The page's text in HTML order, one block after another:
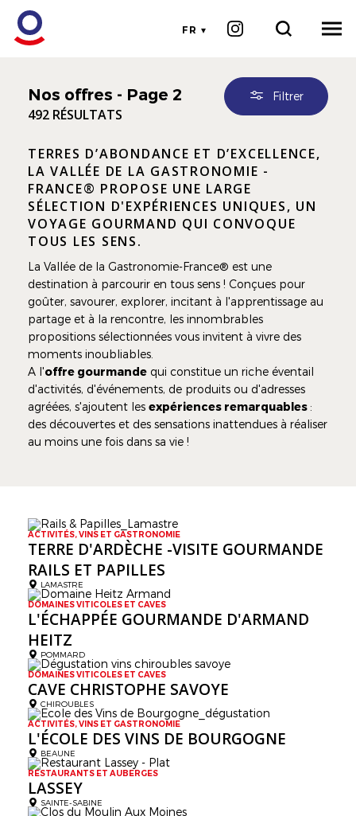
FR
Nos offres - Page 2 Filtrer
492 RÉSULTATS
TERRES D’ABONDANCE ET D’EXCELLENCE,
LA VALLÉE DE LA GASTRONOMIE -
FRANCE® PROPOSE UNE LARGE
SÉLECTION D'EXPÉRIENCES UNIQUES, UN
VOYAGE GOURMAND QUI CONVOQUE
TOUS LES SENS.
La Vallée de la Gastronomie-France® est une
destination à parcourir en tous sens ! Conçues pour
goûter, savourer, explorer, incitant à l'apprentissage au
partage et à la rencontre, les innombrables
propositions sélectionnées vous invitent à vivre des
moments inoubliables.
A l'offre gourmande qui constitue un riche éventail
d'activités, d'événements, de produits ou d'adresses
agréées, s'ajoutent les expériences remarquables :
des découvertes et des sensations inattendues à réaliser
au moins une fois dans sa vie !
ACTIVITÉS, VINS ET GASTRONOMIE
TERRE D'ARDÈCHE -VISITE GOURMANDE
RAILS ET PAPILLES
LAMASTRE
DOMAINES VITICOLES ET CAVES
L'ÉCHAPPÉE GOURMANDE D'ARMAND
HEITZ
POMMARD
DOMAINES VITICOLES ET CAVES
CAVE CHRISTOPHE SAVOYE
CHIROUBLES
ACTIVITÉS, VINS ET GASTRONOMIE
L'ÉCOLE DES VINS DE BOURGOGNE
BEAUNE
RESTAURANTS ET AUBERGES
LASSEY
SAINTE-SABINE